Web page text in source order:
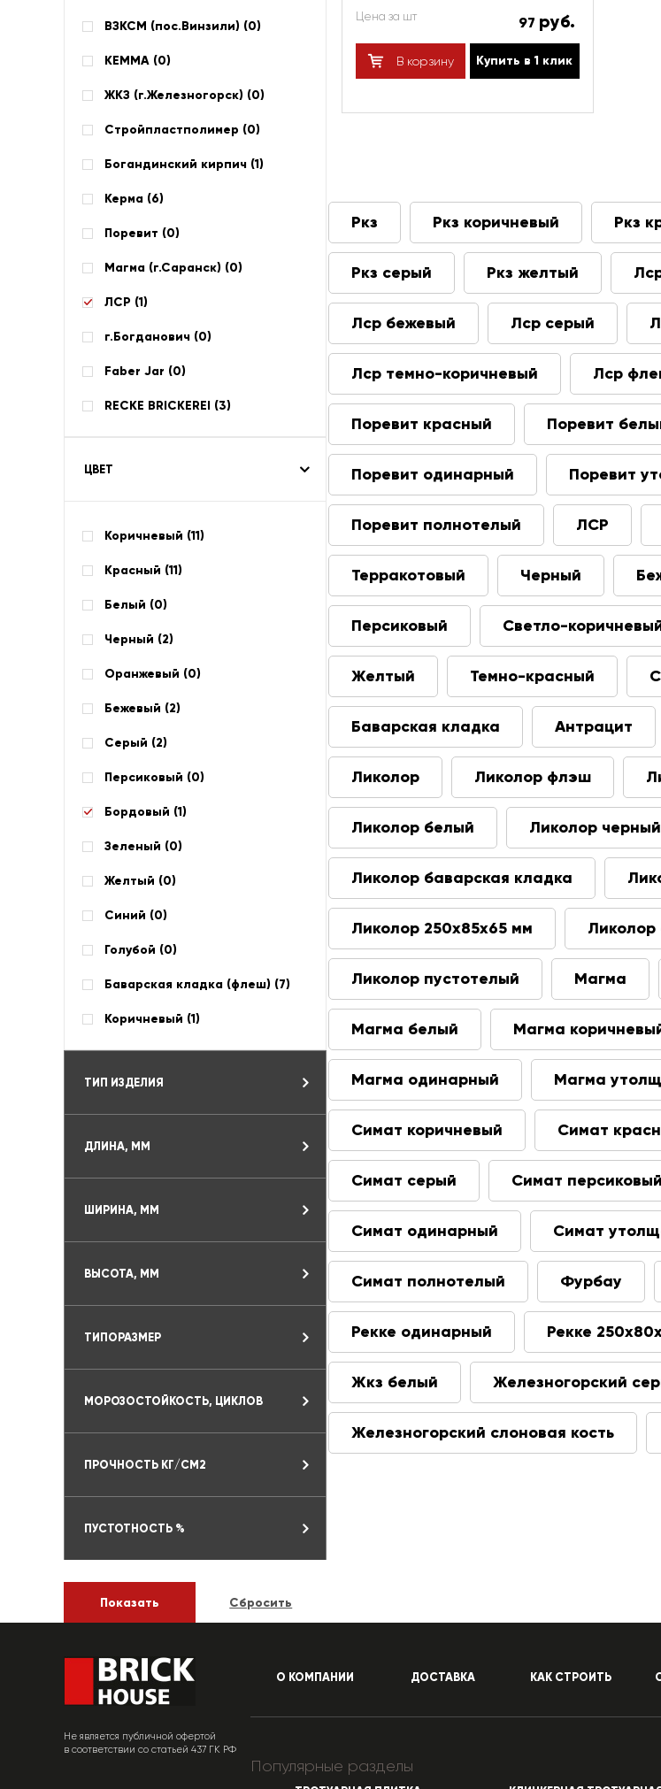
ВЗКСМ (пос.Винзили) (0)
КЕММА (0)
ЖКЗ (г.Железногорск) (0)
Стройпластполимер (0)
Богандинский кирпич (1)
Керма (6)
Поревит (0)
Магма (г.Саранск) (0)
ЛСР (1)
г.Богданович (0)
Faber Jar (0)
RECKE BRICKEREI (3)
ЦВЕТ
Коричневый (11)
Красный (11)
Белый (0)
Черный (2)
Оранжевый (0)
Бежевый (2)
Серый (2)
Персиковый (0)
Бордовый (1)
Зеленый (0)
Желтый (0)
Синий (0)
Голубой (0)
Баварская кладка (флеш) (7)
Коричневый (1)
ТИП ИЗДЕЛИЯ
ДЛИНА, ММ
ШИРИНА, ММ
ВЫСОТА, ММ
ТИПОРАЗМЕР
МОРОЗОСТОЙКОСТЬ, ЦИКЛОВ
ПРОЧНОСТЬ КГ/СМ2
ПУСТОТНОСТЬ %
Цена за шт 97 руб.
В корзину Купить в 1 клик
Ркз Ркз коричневый Ркз
Ркз серый Ркз желтый
Лср бежевый Лср серый
Лср темно-коричневый Лср
Поревит красный Поревит
Поревит одинарный Поревит
Поревит полнотелый ЛСР
Терракотовый Черный
Персиковый Светло-
Желтый Темно-красный
Баварская кладка Антрацит
Ликолор Ликолор флэш
Ликолор белый Ликолор черный
Ликолор баварская кладка
Ликолор 250х85х65 мм Ликолор
Ликолор пустотелый Магма
Магма белый Магма
Магма одинарный Магма
Симат коричневый Симат
Симат серый Симат персиковый
Симат одинарный Симат
Симат полнотелый Фурбау
Рекке одинарный Рекке
Жкз белый Железногорский
Железногорский слоновая кость
Не является публичной офертой
в соответствии со статьей 437 ГК РФ
О КОМПАНИИ ДОСТАВКА КАК СТРОИТЬ
Популярные разделы